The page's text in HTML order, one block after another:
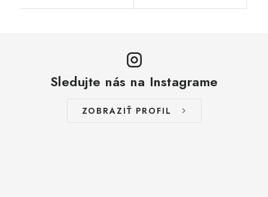
Sledujte nás na Instagrame
ZOBRAZIŤ PROFIL